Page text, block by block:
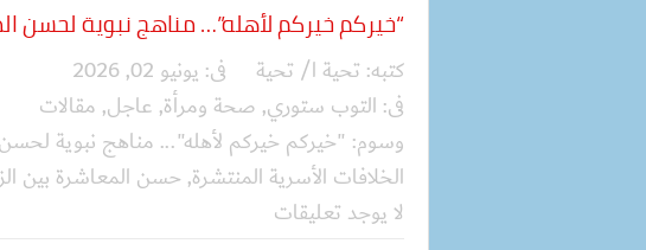
“خيركم خيركم لأهله”… مناهج نبوية لحسن
كتبه: تحية ا/ تحية فى: يونيو 02, 2026
فى: التوب ستوري, صحة ومرأة, عاجل, مقالات
وسوم: "خيركم خيركم لأهله"... مناهج نبوية
الخلافات الأسرية المنتشرة, حسن المعاشرة بين
لا يوجد تعليقات